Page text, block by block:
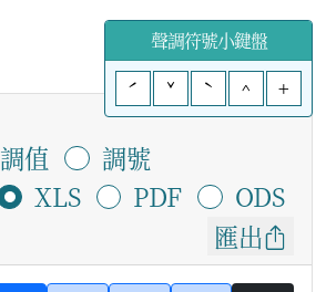
聲調符號小鍵盤
ˊ
ˇ ˋ ^ +
調值
調號
XLS
PDF
ODS
匯出